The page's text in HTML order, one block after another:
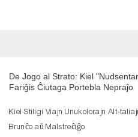
De Jogo al Strato: Kiel
Fariĝis Ĉiutaga Portebla Nepraĵo
Kiel Stiligi Viajn Unukolorajn Alt-
Brunĉo aŭ Malstreĉiĝo